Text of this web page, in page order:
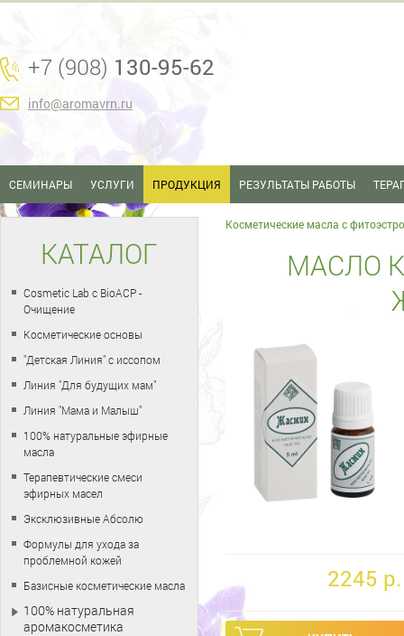
+7 (908) 130-95-62
info@aromavrn.ru
СЕМИНАРЫ УСЛУГИ ПРОДУКЦИЯ РЕЗУЛЬТАТЫ РАБОТЫ
Косметические масла с
МАСЛО
2245 p.
КАТАЛОГ
Cosmetic Lab с BioACP -
Очищение
Косметические основы
"Детская Линия" с иссопом
Линия "Для будущих мам"
Линия "Мама и Малыш"
100% натуральные эфирные
масла
Терапевтические смеси
эфирных масел
Эксклюзивные Абсолю
Формулы для ухода за
проблемной кожей
Базисные косметические масла
100% натуральная
аромакосметика